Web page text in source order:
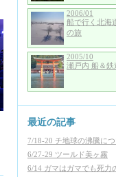
2006/01
船で行く北海
の旅
2005/10
瀬戸内 船＆鉄
最近の記事
7/18-20 チ地球の沸騰に
6/27-29 ツールド美ヶ霧
6/14 ガマはガマでも死力